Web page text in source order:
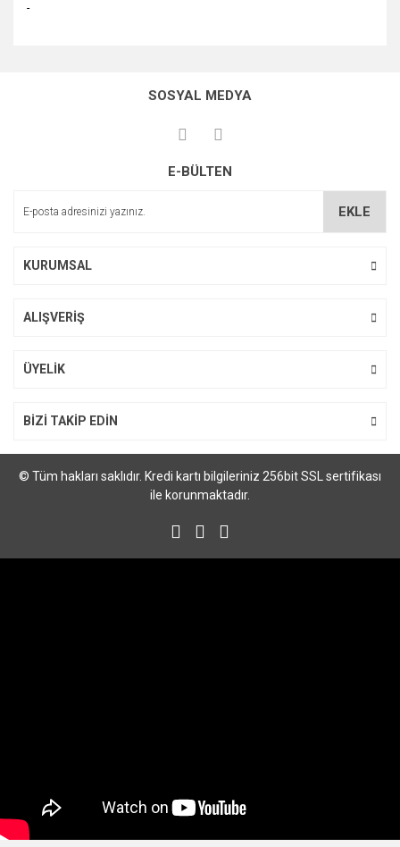
-
kullanarak tarafımıza iletebilirsiniz.
Görüş ve önerileriniz için teşekkür ederiz.
Ürün açıklamasında eksik bilgiler bulunuyor.
SOSYAL MEDYA
E-BÜLTEN
EKLE
KURUMSAL
ALIŞVERİŞ
ÜYELİK
BİZİ TAKİP EDİN
© Tüm hakları saklıdır. Kredi kartı bilgileriniz 256bit SSL sertifikası
ile korunmaktadır.